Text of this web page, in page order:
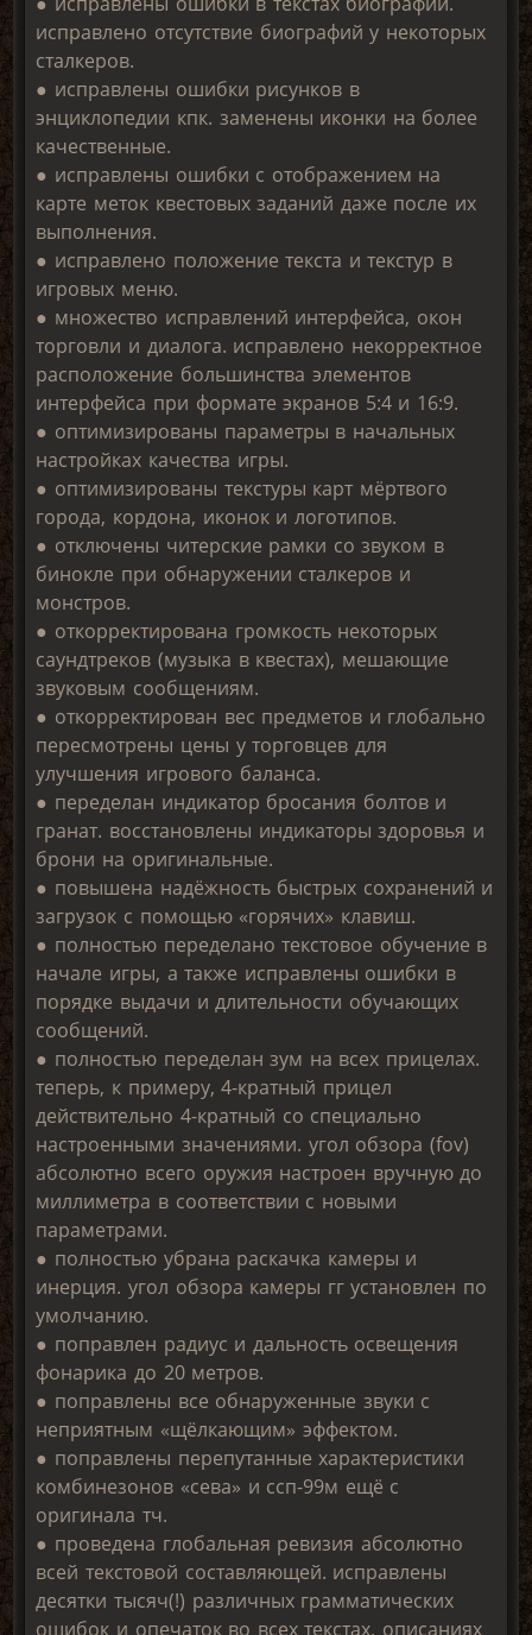
исправлено отсутствие биографий у некоторых
сталкеров.
● исправлены ошибки рисунков в
энциклопедии кпк. заменены иконки на более
качественные.
● исправлены ошибки с отображением на
карте меток квестовых заданий даже после их
выполнения.
● исправлено положение текста и текстур в
игровых меню.
● множество исправлений интерфейса, окон
торговли и диалога. исправлено некорректное
расположение большинства элементов
интерфейса при формате экранов 5:4 и 16:9.
● оптимизированы параметры в начальных
настройках качества игры.
● оптимизированы текстуры карт мёртвого
города, кордона, иконок и логотипов.
● отключены читерские рамки со звуком в
бинокле при обнаружении сталкеров и
монстров.
● откорректирована громкость некоторых
саундтреков (музыка в квестах), мешающие
звуковым сообщениям.
● откорректирован вес предметов и глобально
пересмотрены цены у торговцев для
улучшения игрового баланса.
● переделан индикатор бросания болтов и
гранат. восстановлены индикаторы здоровья и
брони на оригинальные.
● повышена надёжность быстрых сохранений и
загрузок с помощью «горячих» клавиш.
● полностью переделано текстовое обучение в
начале игры, а также исправлены ошибки в
порядке выдачи и длительности обучающих
сообщений.
● полностью переделан зум на всех прицелах.
теперь, к примеру, 4-кратный прицел
действительно 4-кратный со специально
настроенными значениями. угол обзора (fov)
абсолютно всего оружия настроен вручную до
миллиметра в соответствии с новыми
параметрами.
● полностью убрана раскачка камеры и
инерция. угол обзора камеры гг установлен по
умолчанию.
● поправлен радиус и дальность освещения
фонарика до 20 метров.
● поправлены все обнаруженные звуки с
неприятным «щёлкающим» эффектом.
● поправлены перепутанные характеристики
комбинезонов «сева» и ссп-99м ещё с
оригинала тч.
● проведена глобальная ревизия абсолютно
всей текстовой составляющей. исправлены
десятки тысяч(!) различных грамматических
ошибок и опечаток во всех текстах, описаниях